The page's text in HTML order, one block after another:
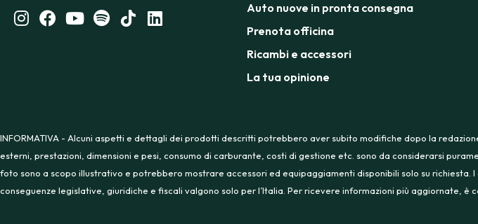
Auto nuove in pronta consegna
Prenota officina
Ricambi e accessori
La tua opinione
INFORMATIVA - Alcuni aspetti e dettagli dei prodotti descritti potrebbero aver subito modifiche dopo la
esterni, prestazioni, dimensioni e pesi, consumo di carburante, costi di gestione etc. sono da considerarsi
foto sono a scopo illustrativo e potrebbero mostrare accessori ed equipaggiamenti disponibili solo su
conseguenze legislative, giuridiche e fiscali valgono solo per l’Italia. Per ricevere informazioni più aggiornate,